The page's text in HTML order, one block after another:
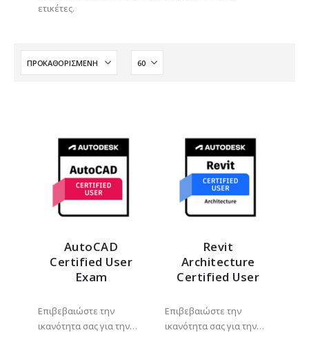
ετικέτες.
AutoCAD
Certified User
Exam
Επιβεβαιώστε την
ικανότητα σας για την
Revit
Architecture
Certified User
Επιβεβαιώστε την
ικανότητα σας για την